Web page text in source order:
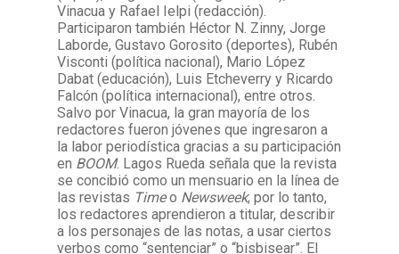
Vinacua y Rafael Ielpi (redacción).
Participaron también Héctor N. Zinny, Jorge
Laborde, Gustavo Gorosito (deportes), Rubén
Visconti (política nacional), Mario López
Dabat (educación), Luis Etcheverry y Ricardo
Falcón (política internacional), entre otros.
Salvo por Vinacua, la gran mayoría de los
redactores fueron jóvenes que ingresaron a
la labor periodística gracias a su participación
en BOOM. Lagos Rueda señala que la revista
se concibió como un mensuario en la línea de
las revistas Timeo Newsweek; por lo tanto,
los redactores aprendieron a titular, describir
a los personajes de las notas, a usar ciertos
verbos como “sentenciar” o “bisbisear”. El